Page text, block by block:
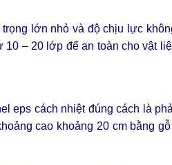
trọng lớn nhỏ và độ chịu lực
– 20 lớp để an toàn cho vật
eps cách nhiệt đúng cách là
cao khoảng 20 cm bằng